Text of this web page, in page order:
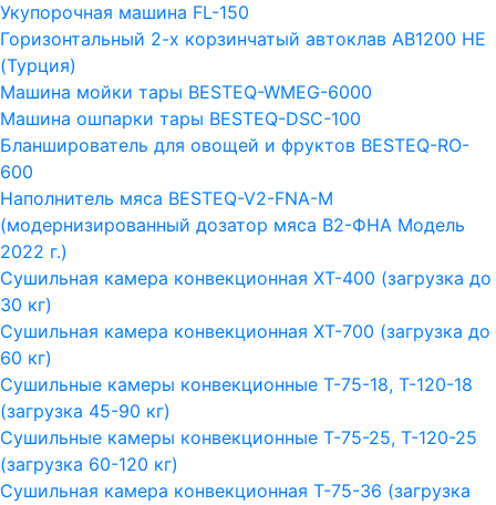
Укупорочная машина FL-150
Горизонтальный 2-х корзинчатый автоклав АВ1200 HE
(Турция)
Машина мойки тары BESTEQ-WMEG-6000
Машина ошпарки тары BESTEQ-DSC-100
Бланширователь для овощей и фруктов BESTEQ-RO-
600
Наполнитель мяса BESTEQ-V2-FNA-M
(модернизированный дозатор мяса В2-ФНА Модель
2022 г.)
Сушильная камера конвекционная ХТ-400 (загрузка до
30 кг)
Сушильная камера конвекционная ХТ-700 (загрузка до
60 кг)
Сушильные камеры конвекционные Т-75-18, Т-120-18
(загрузка 45-90 кг)
Сушильные камеры конвекционные Т-75-25, Т-120-25
(загрузка 60-120 кг)
Сушильная камера конвекционная Т-75-36 (загрузка